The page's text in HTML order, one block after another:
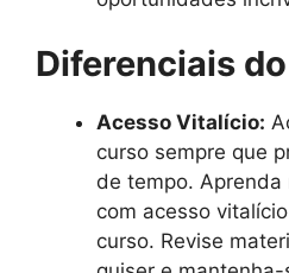
Diferenciais
Acesso Vitalício:
curso sempre que
de tempo.
com acesso
curso. Revise